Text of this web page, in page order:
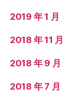
2019 年 1 月
2018 年 11 月
2018 年 9 月
2018 年 7 月